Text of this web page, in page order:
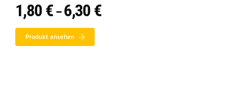
1,80€ –6,30€Preisspanne:
1,80 €
Produkt ansehen
Auf dieser Seite